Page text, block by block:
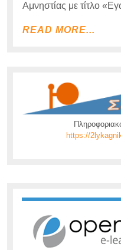
Αμνηστίας με τίτλο
READ MORE...
https://